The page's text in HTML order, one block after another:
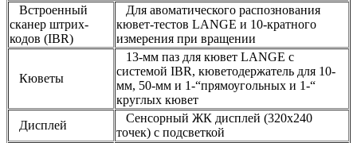
Встроенный
сканер штрих-
кодов (IBR)
Для авоматического распознования
кювет-тестов LANGE и 10-кратного
измерения при вращении
Кюветы
13-мм паз для кювет LANGE с
системой IBR, кюветодержатель для 10-
мм, 50-мм и 1-“прямоугольных и 1-“
круглых кювет
Дисплей
Сенсорный ЖК дисплей (320x240
точек) с подсветкой